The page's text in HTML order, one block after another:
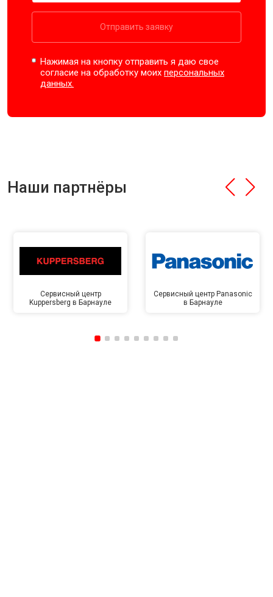
Отправить заявку
Нажимая на кнопку отправить я даю свое
согласие на обработку моихперсональных
данных.
Наши партнёры
Сервисный центр
Kuppersberg в Барнауле
Сервисный центр Panasonic
в Барнауле